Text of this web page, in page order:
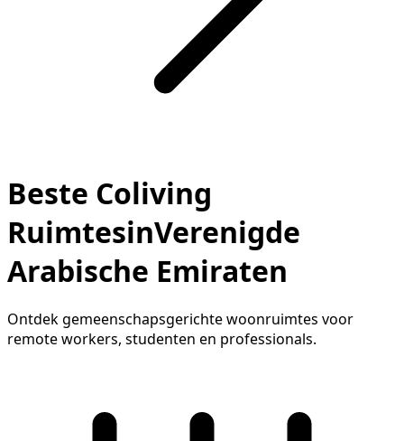
Beste Coliving
RuimtesinVerenigde
Arabische Emiraten
Ontdek gemeenschapsgerichte woonruimtes voor
remote workers, studenten en professionals.